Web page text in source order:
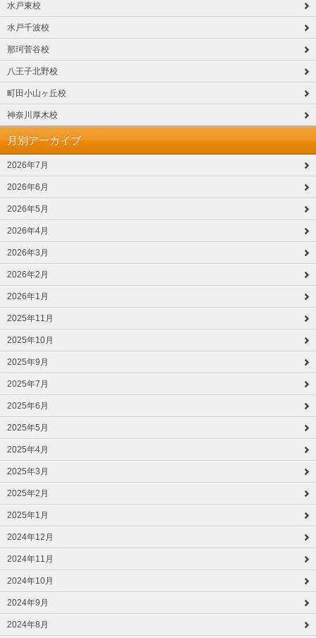
水戸東校
水戸千波校
那珂菅谷校
八王子北野校
町田小山ヶ丘校
神奈川厚木校
月別アーカイブ
2026年7月
2026年6月
2026年5月
2026年4月
2026年3月
2026年2月
2026年1月
2025年11月
2025年10月
2025年9月
2025年7月
2025年6月
2025年5月
2025年4月
2025年3月
2025年2月
2025年1月
2024年12月
2024年11月
2024年10月
2024年9月
2024年8月